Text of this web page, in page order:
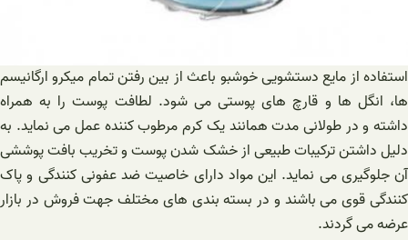
استفاده از مایع دستشویی خوشبو باعث از بین رفتن تمام میکرو ارگانیسم
ها، انگل ها و قارچ های پوستی می شود. لطافت پوست را به همراه
داشته و در طولانی مدت همانند یک کرم مرطوب کننده عمل می نماید. به
دلیل داشتن ترکیبات طبیعی از خشک شدن پوست و تخریب بافت پوششی
آن جلوگیری می نماید. این مواد دارای خاصیت ضد عفونی کنندگی و پاک
کنندگی قوی می باشند و در بسته بندی های مختلف جهت فروش در بازار
عرضه می گردند.